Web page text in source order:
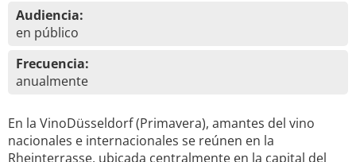
Audiencia:
en público
Frecuencia:
anualmente
En la VinoDüsseldorf (Primavera), amantes del vino
nacionales e internacionales se reúnen en la
Rheinterrasse, ubicada centralmente en la capital del